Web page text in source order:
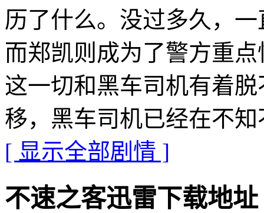
历了什么。没过多久，
而郑凯则成为了警方重
这一切和黑车司机有着
移，黑车司机已经在不
[ 显示全部剧情 ]
不速之客迅雷下载地址 ·